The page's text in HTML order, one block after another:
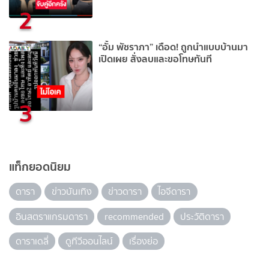
2
3
“อั้ม พัชราภา” เดือด! ถูกนำแบบบ้านมา
เปิดเผย สั่งลบและขอโทษทันที
แท็กยอดนิยม
ดารา ข่าวบันเทิง ข่าวดารา
ไอจีดารา
อินสตราแกรมดารา
recommended
ประวัติดารา
ดาราเดลี่
ดูทีวีออนไลน์ เรื่องย่อ